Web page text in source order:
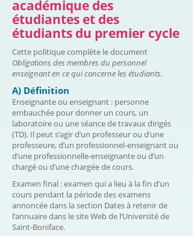
académique des
étudiantes et des
étudiants du premier cycle
Cette politique complète le document
Obligations des membres du personnel
enseignant en ce qui concerne les étudiants.
A) Définition
Enseignante ou enseignant : personne
embauchée pour donner un cours, un
laboratoire ou une séance de travaux dirigés
(TD). Il peut s’agir d’un professeur ou d’une
professeure, d’un professionnel-enseignant ou
d’une professionnelle-enseignante ou d’un
chargé ou d’une chargée de cours.
Examen final : examen qui a lieu à la fin d’un
cours pendant la période des examens
annoncée dans la section Dates à retenir de
l’annuaire dans le site Web de l’Université de
Saint-Boniface.